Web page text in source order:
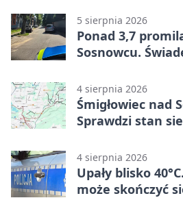
5 sierpnia 2026
Ponad 3,7
Sosnowcu.
4 sierpnia 2026
Śmigłowiec nad
Sprawdzi stan
4 sierpnia 2026
Upały blisko
może skończyć